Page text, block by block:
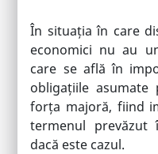
În situația în care
economici nu au
care se află în
obligațiile
forța majoră, fiind
termenul
dacă este cazul.